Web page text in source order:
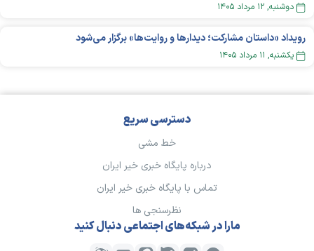
دوشنبه, ۱۲ مرداد ۱۴۰۵
رویداد «داستان مشارکت؛ دیدار‌ها و روایت‌ها» برگزار می‌شود
يکشنبه, ۱۱ مرداد ۱۴۰۵
دسترسی سریع
خط مشی
درباره پایگاه خبری خیر ایران
تماس با پایگاه خبری خیر ایران
نظرسنجی ها
مارا در شبکه‌های اجتماعی دنبال کنید